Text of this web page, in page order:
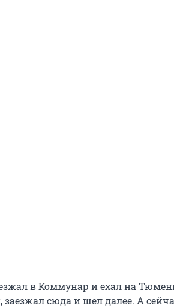
в Коммунар и ехал на
сюда и шел далее. А